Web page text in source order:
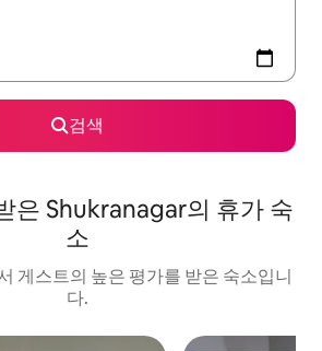
검색
은 Shukranagar의 휴가 숙
소
게스트의 높은 평가를 받은 숙소입니
다.